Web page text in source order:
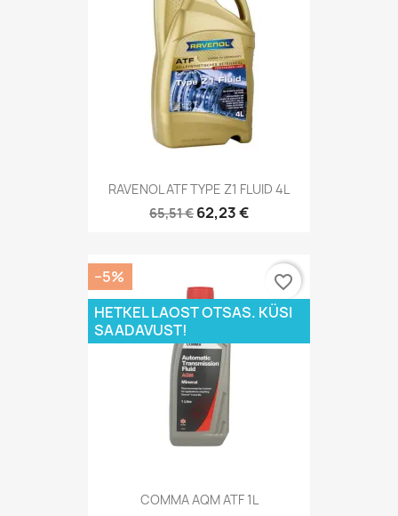
RAVENOL ATF TYPE Z1 FLUID 4L
65,51 € 62,23 €
COMMA AQM ATF 1L
−5%
HETKEL LAOST OTSAS. KÜSI
SAADAVUST!
favorite_border